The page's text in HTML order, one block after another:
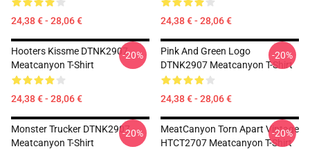
24,38 € - 28,06 € 24,38 € - 28,06 €
Hooters Kissme DTNK2907
Meatcanyon T-Shirt
24,38 € - 28,06 €
-20%
Pink And Green Logo
DTNK2907 Meatcanyon T-Shirt
24,38 € - 28,06 €
-20%
Monster Trucker DTNK2907
Meatcanyon T-Shirt
-20%
MeatCanyon Torn Apart Vintage
HTCT2707 Meatcanyon T-Shirt
-20%